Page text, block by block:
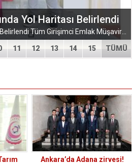
KAHRAMANMARAŞ’A
EĞİTİM-BİR-SEN ADANA ŞUBESİ’NDEN KAHRAMANMARAŞ’A VEFA VE DAYANIŞMA ÇIKARMASI Eğitim-Bir-Sen Adana Şubesi, Kahramanmaraş’ta anlamlı temaslarda bulundu. Adana heyeti; sendikal dayanışmayı güçlendirmek...
11 12 13 14 15 TÜMÜ
Ankara’da Adana zirvesi!